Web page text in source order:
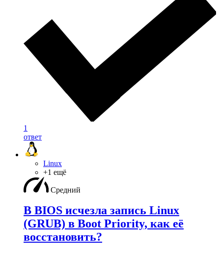
1
ответ
Linux
+1 ещё
Средний
В BIOS исчезла запись Linux
(GRUB) в Boot Priority, как её
восстановить?